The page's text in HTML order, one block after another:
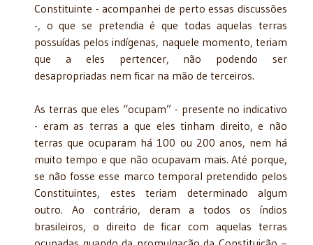
Constituinte - acompanhei de perto essas discussões
-, o que se pretendia é que todas aquelas terras
possuídas pelos indígenas, naquele momento, teriam
que a eles pertencer, não podendo ser
desapropriadas nem ficar na mão de terceiros.
As terras que eles “ocupam” - presente no indicativo
- eram as terras a que eles tinham direito, e não
terras que ocuparam há 100 ou 200 anos, nem há
muito tempo e que não ocupavam mais. Até porque,
se não fosse esse marco temporal pretendido pelos
Constituintes, estes teriam determinado algum
outro. Ao contrário, deram a todos os índios
brasileiros, o direito de ficar com aquelas terras